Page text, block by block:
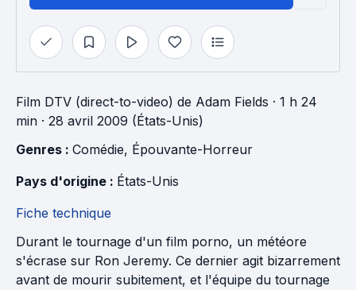
Film DTV (direct-to-video) de Adam Fields · 1 h 24
min · 28 avril 2009 (États-Unis)
Genres : Comédie, Épouvante-Horreur
Pays d'origine : États-Unis
Fiche technique
Durant le tournage d'un film porno, un météore
s'écrase sur Ron Jeremy. Ce dernier agit bizarrement
avant de mourir subitement, et l'équipe du tournage